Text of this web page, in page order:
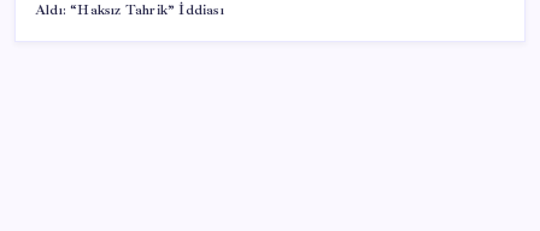
Aldı: “Haksız Tahrik” İddiası